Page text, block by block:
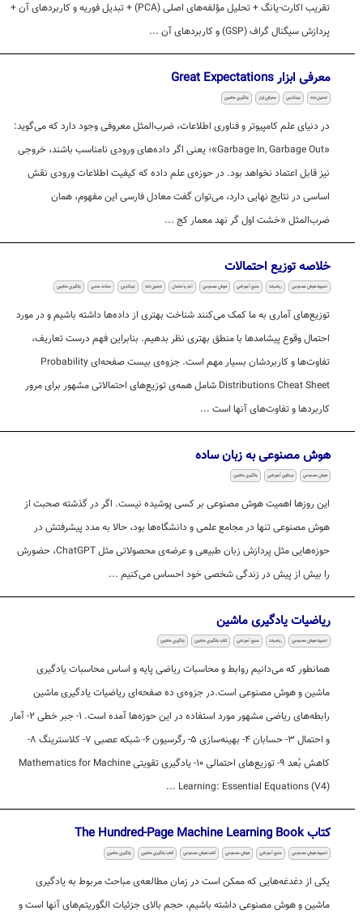
تقریب اکارت-یانگ + تحلیل مؤلفه‌های اصلی (PCA) + تبدیل فوریه و کاربردهای آن +
پردازش سیگنال گراف (GSP) و کاربردهای آن ...
معرفی ابزار Great Expectations
تحلیل داده لینکدین معرفی ابزار یادگیری ماشین
در دنیای علم کامپیوتر و فناوری اطلاعات، ضرب‌المثل معروفی وجود دارد که می‌گوید:
«Garbage In, Garbage Out»؛ یعنی اگر داده‌های ورودی نامناسب باشند، خروجی
نیز قابل اعتماد نخواهد بود. در حوزه‌ی علم داده که کیفیت اطلاعات ورودی نقش
اساسی در نتایج نهایی دارد، می‌توان گفت معادل فارسی این مفهوم، همان
ضرب‌المثل «خشت اول گر نهد معمار کج ...
خلاصه توزیع احتمالات
المپیاد هوش مصنوعی ریاضیات منبع آموزشی هوش مصنوعی آمار و احتمال تحلیل داده لینکدین مقاله علمی یادگیری ماشین
توزیع‌های آماری به ما کمک می‌کنند شناخت بهتری از داده‌ها داشته باشیم و در مورد
احتمال وقوع پیشامدها با منطق بهتری نظر بدهیم. بنابراین فهم درست تعاریف،
تفاوت‌ها و کاربردشان بسیار مهم است. جزوه‌ی بیست صفحه‌ای Probability
Distributions Cheat Sheet شامل همه‌ی توزیع‌های احتمالاتی مشهور برای مرور
کاربردها و تفاوت‌های آنها است ...
هوش مصنوعی به زبان ساده
هوش مصنوعی ویدئوی آموزشی یادگیری ماشین
این روزها اهمیت هوش مصنوعی بر کسی پوشیده نیست. اگر در گذشته صحبت از
هوش مصنوعی تنها در مجامع علمی و دانشگاه‌ها بود، حالا به مدد پیشرفتش در
حوزه‌هایی مثل پردازش زبان طبیعی و عرضه‌ی محصولاتی مثل ChatGPT، حضورش
را بیش از پیش در زندگی شخصی خود احساس می‌کنیم ...
ریاضیات یادگیری ماشین
المپیاد هوش مصنوعی ریاضیات منبع آموزشی کتاب یادگیری ماشین یادگیری ماشین
همانطور که می‌دانیم روابط و محاسبات ریاضی پایه و اساس محاسبات یادگیری
ماشین و هوش مصنوعی است.در جزوه‌ی ده صفحه‌ای ریاضیات یادگیری ماشین
رابطه‌های ریاضی مشهور مورد استفاده در این حوزه‌ها آمده است. ۱- جبر خطی ۲- آمار
و احتمال ۳- حسابان ۴- بهینه‌سازی ۵- رگرسیون ۶- شبکه عصبی ۷- کلاسترینگ ۸-
کاهش بُعد ۹- توزیع‌های احتمالی ۱۰- یادگیری تقویتی Mathematics for Machine
Learning: Essential Equations (V4) ...
کتاب The Hundred-Page Machine Learning Book
المپیاد هوش مصنوعی منبع آموزشی هوش مصنوعی کتاب هوش مصنوعی کتاب یادگیری ماشین یادگیری ماشین
یکی از دغدغه‌هایی که ممکن است در زمان مطالعه‌ی مباحث مربوط به یادگیری
ماشین و هوش مصنوعی داشته باشیم، حجم بالای جزئیات الگوریتم‌های آنها است و